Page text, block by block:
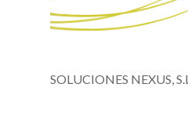
SOLUCIONES NEXUS,